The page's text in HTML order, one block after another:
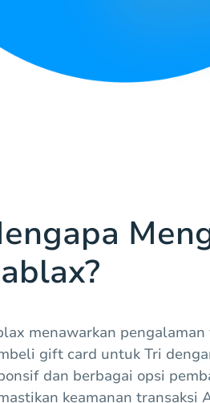
menawarkan
gift card untuk Tri
dan berbagai opsi
keamanan transaksi